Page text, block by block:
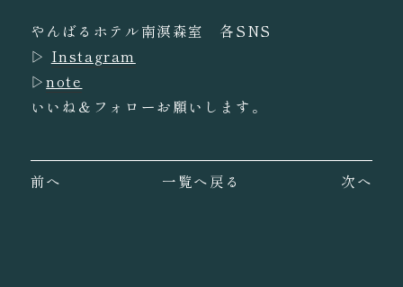
やんばるホテル南溟森室 各SNS
▷ Instagram
▷note
いいね＆フォローお願いします。
前へ 一覧へ戻る 次へ